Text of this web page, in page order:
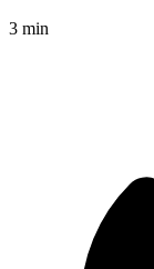
3 min